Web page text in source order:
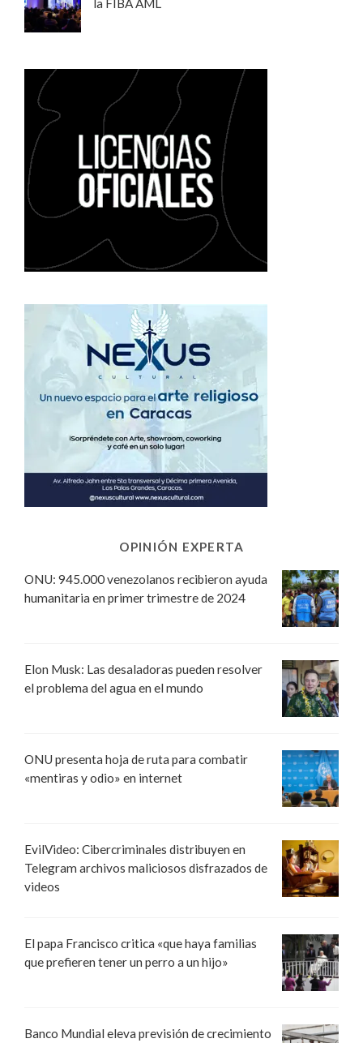
OPINIÓN EXPERTA
ONU: 945.000 venezolanos recibieron ayuda
humanitaria en primer trimestre de 2024
Elon Musk: Las desaladoras pueden resolver
el problema del agua en el mundo
ONU presenta hoja de ruta para combatir
«mentiras y odio» en internet
EvilVideo: Cibercriminales distribuyen en
Telegram archivos maliciosos disfrazados de
videos
El papa Francisco critica «que haya familias
que prefieren tener un perro a un hijo»
Banco Mundial eleva previsión de crecimiento